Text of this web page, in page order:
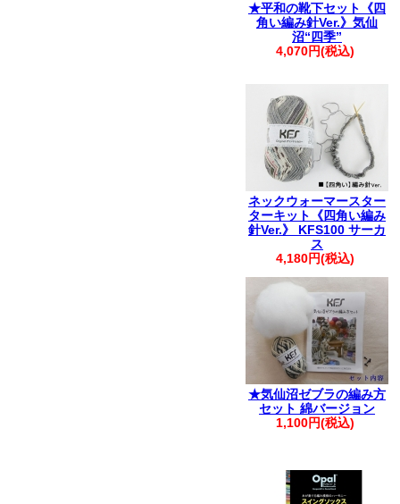
★平和の靴下セット《四
角い編み針Ver.》気仙
沼“四季”
4,070円(税込)
ネックウォーマースター
ターキット《四角い編み
針Ver.》 KFS100 サーカ
ス
4,180円(税込)
★気仙沼ゼブラの編み方
セット 綿バージョン
1,100円(税込)